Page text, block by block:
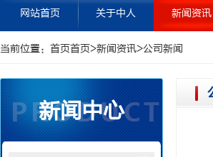
网站首页 关于中人 新闻资讯
当前位置： 首页首页>新闻资讯>公司新闻
新闻中心